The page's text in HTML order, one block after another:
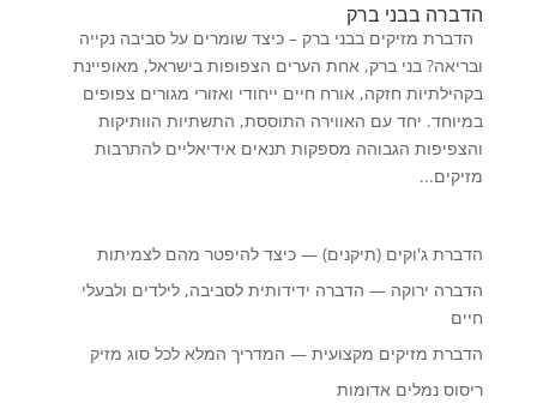
הדברה בבני ברק
הדברת מזיקים בבני ברק – כיצד שומרים על סביבה נקייה
ובריאה? בני ברק, אחת הערים הצפופות בישראל, מאופיינת
בקהילתיות חזקה, אורח חיים ייחודי ואזורי מגורים צפופים
במיוחד. יחד עם האווירה התוססת, התשתיות הוותיקות
והצפיפות הגבוהה מספקות תנאים אידיאליים להתרבות
מזיקים...
הדברת ג'וקים (תיקנים) — כיצד להיפטר מהם לצמיתות
הדברה ירוקה — הדברה ידידותית לסביבה, לילדים ולבעלי
חיים
הדברת מזיקים מקצועית — המדריך המלא לכל סוג מזיק
ריסוס נמלים אדומות